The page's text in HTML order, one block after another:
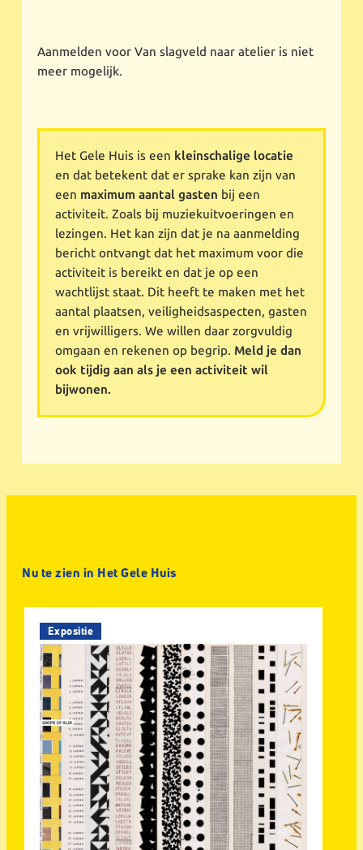
Aanmelden voor Van slagveld naar atelier is niet
meer mogelijk.
Het Gele Huis is een kleinschalige locatie
en dat betekent dat er sprake kan zijn van
een maximum aantal gasten bij een
activiteit. Zoals bij muziekuitvoeringen en
lezingen. Het kan zijn dat je na aanmelding
bericht ontvangt dat het maximum voor die
activiteit is bereikt en dat je op een
wachtlijst staat. Dit heeft te maken met het
aantal plaatsen, veiligheidsaspecten, gasten
en vrijwilligers. We willen daar zorgvuldig
omgaan en rekenen op begrip. Meld je dan
ook tijdig aan als je een activiteit wil
bijwonen.
Nu te zien in Het Gele Huis
Expositie